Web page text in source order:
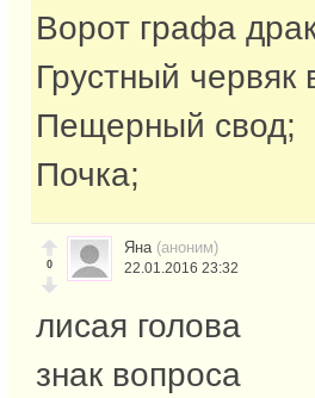
Ворот графа
Грустный червяк
Пещерный свод;
Почка;
0
Яна (аноним)
22.01.2016 23:32
лисая голова
знак вопроса